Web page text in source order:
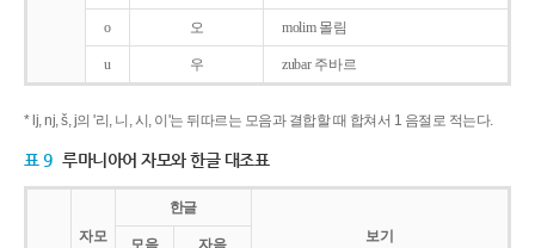
o 오 molim 몰림
u 우 zubar 주바르
* lj, nj, š, j의 '리, 니, 시, 이'는 뒤따르는 모음과 결합할 때 합쳐서 1 음절로 적는다.
표 9 루마니아어 자모와 한글 대조표
자모
한글
보기
모음
자음